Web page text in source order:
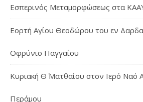
Εσπερινός Μεταμορφώσεως στα
Εορτή Αγίου Θεοδώρου του εν
Οφρύνιο Παγγαίου
Κυριακή Θ΄ Ματθαίου στον Ιερό Ναό
Περάμου